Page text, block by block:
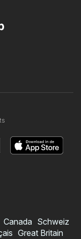
Canada Schweiz
Great Britain